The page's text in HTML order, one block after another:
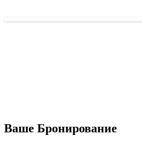
Ваше Бронирование